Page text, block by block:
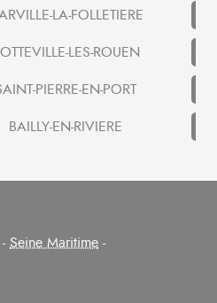
LA-FOLLETIERE
LES-ROUEN
PIERRE-EN-PORT
BAILLY-EN-RIVIERE
-Seine Maritime -